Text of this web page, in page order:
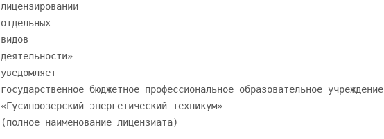
лицензировании
отдельных
видов
деятельности»
уведомляет
государственное бюджетное профессиональное образовательное учреждение
«Гусиноозерский энергетический техникум»
(полное наименование лицензиата)